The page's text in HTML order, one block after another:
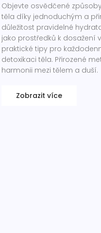
Objevte osvědčené
těla díky jednoduchým a
důležitost pravidelné
jako prostředků k dosažení
praktické tipy pro
detoxikaci těla. Přirozené
harmonii mezi tělem a duší.
Zobrazit více